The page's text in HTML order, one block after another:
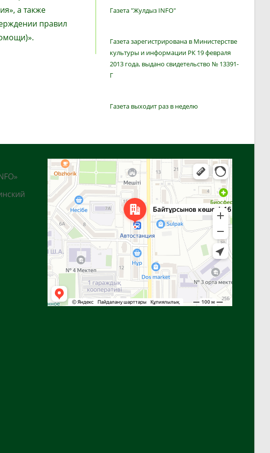
а также
правил
Газета "Жулдыз INFO"
Газета зарегистрирована в Министерстве
культуры и информации РК 19 февраля
2013 года, выдано свидетельство № 13391-
Г
Газета выходит раз в неделю
Алга
Улица Байтурсынова, 16 — Яндекс Карты